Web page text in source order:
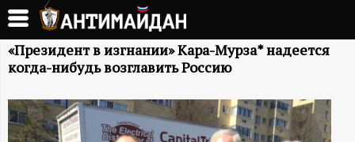
Перейти
основному
содержанию
А
Т
«Президент в изгнании» Кара-Мурза* надеется
когда-нибудь возглавить Россию